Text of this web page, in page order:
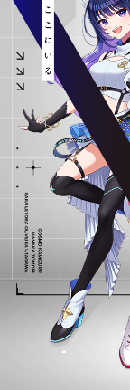
マイスケジ
マイデスク